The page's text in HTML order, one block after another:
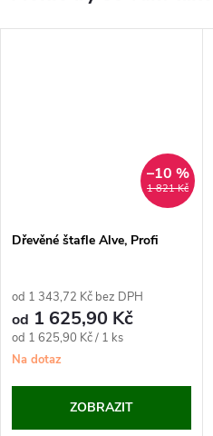
1 821 Kč
–10 %
Dřevěné štafle Alve, Profi
od 1 343,72 Kč bez DPH
od 1 625,90 Kč
Měrná
cena:
od 1 625,90 Kč / 1 ks
Na dotaz
ZOBRAZIT